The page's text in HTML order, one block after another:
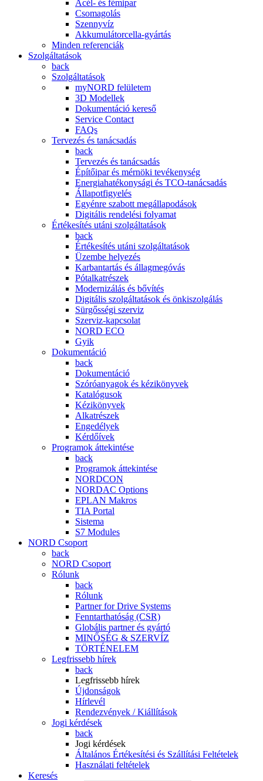
Acél- és fémipar
Csomagolás
Szennyvíz
Akkumulátorcella-gyártás
Minden referenciák
Szolgáltatások
back
Szolgáltatások
myNORD felületem
3D Modellek
Dokumentáció kereső
Service Contact
FAQs
Tervezés és tanácsadás
back
Tervezés és tanácsadás
Építőipar és mérnöki tevékenység
Energiahatékonysági és TCO-tanácsadás
Állapotfigyelés
Egyénre szabott megállapodások
Digitális rendelési folyamat
Értékesítés utáni szolgáltatások
back
Értékesítés utáni szolgáltatások
Üzembe helyezés
Karbantartás és állagmegóvás
Pótalkatrészek
Modernizálás és bővítés
Digitális szolgáltatások és önkiszolgálás
Sürgősségi szerviz
Szerviz-kapcsolat
NORD ECO
Gyik
Dokumentáció
back
Dokumentáció
Szóróanyagok és kézikönyvek
Katalógusok
Kézikönyvek
Alkatrészek
Engedélyek
Kérdőívek
Programok áttekintése
back
Programok áttekintése
NORDCON
NORDAC Options
EPLAN Makros
TIA Portal
Sistema
S7 Modules
NORD Csoport
back
NORD Csoport
Rólunk
back
Rólunk
Partner for Drive Systems
Fenntarthatóság (CSR)
Globális partner és gyártó
MINŐSÉG & SZERVÍZ
TÖRTÉNELEM
Legfrissebb hírek
back
Legfrissebb hírek
Újdonságok
Hírlevél
Rendezvények / Kiállítások
Jogi kérdések
back
Jogi kérdések
Általános Értékesítési és Szállítási Feltételek
Használati feltételek
Keresés